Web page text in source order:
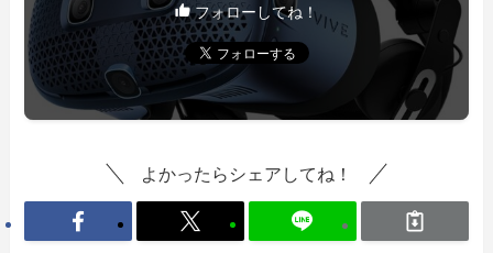
フォローしてね！
よかったらシェアしてね！